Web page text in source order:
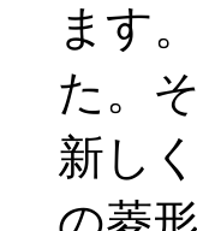
ます
た。
新し